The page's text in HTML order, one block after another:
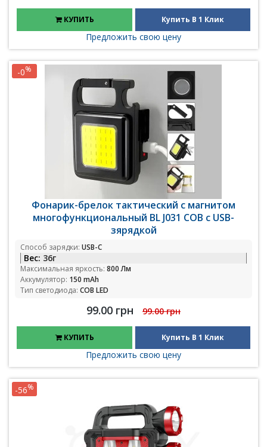
КУПИТЬ Купить В 1 Клик
Предложить свою цену
Фонарик-брелок тактический с магнитом
многофункциональный BL J031 COB с USB-
зярядкой
Способ зарядки: USB-C
Вес: 36г
Максимальная яркость: 800 Лм
Аккумулятор: 150 mAh
Тип светодиода: COB LED
99.00 грн 99.00 грн
-0%
КУПИТЬ Купить В 1 Клик
Предложить свою цену
-56%